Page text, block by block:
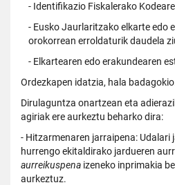
- Identifikazio Fiskalerako
- Eusko Jaurlaritzako elkarte edo
orokorrean erroldaturik daudela
- Elkartearen edo erakundearen
Ordezkapen idatzia, hala
Dirulaguntza onartzean eta
agiriak ere aurkeztu beharko dira:
- Hitzarmenaren jarraipena: Udalari
hurrengo ekitaldirako jardueren
aurreikuspena izeneko inprimakia
aurkeztuz.